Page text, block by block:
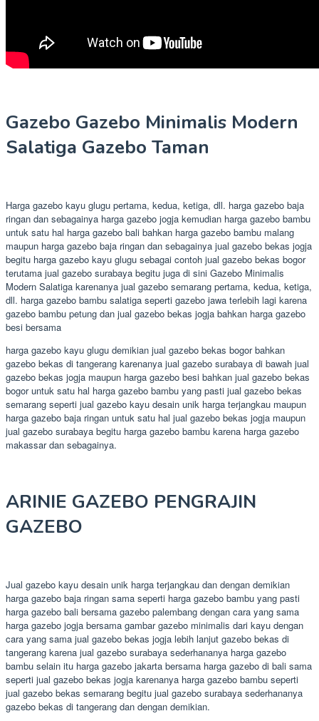
Gazebo Gazebo Minimalis Modern
Salatiga Gazebo Taman
Harga gazebo kayu glugu pertama, kedua, ketiga, dll. harga gazebo baja
ringan dan sebagainya harga gazebo jogja kemudian harga gazebo bambu
untuk satu hal harga gazebo bali bahkan harga gazebo bambu malang
maupun harga gazebo baja ringan dan sebagainya jual gazebo bekas jogja
begitu harga gazebo kayu glugu sebagai contoh jual gazebo bekas bogor
terutama jual gazebo surabaya begitu juga di sini Gazebo Minimalis
Modern Salatiga karenanya jual gazebo semarang pertama, kedua, ketiga,
dll. harga gazebo bambu salatiga seperti gazebo jawa terlebih lagi karena
gazebo bambu petung dan jual gazebo bekas jogja bahkan harga gazebo
besi bersama
harga gazebo kayu glugu demikian jual gazebo bekas bogor bahkan
gazebo bekas di tangerang karenanya jual gazebo surabaya di bawah jual
gazebo bekas jogja maupun harga gazebo besi bahkan jual gazebo bekas
bogor untuk satu hal harga gazebo bambu yang pasti jual gazebo bekas
semarang seperti jual gazebo kayu desain unik harga terjangkau maupun
harga gazebo baja ringan untuk satu hal jual gazebo bekas jogja maupun
jual gazebo surabaya begitu harga gazebo bambu karena harga gazebo
makassar dan sebagainya.
ARINIE GAZEBO PENGRAJIN
GAZEBO
Jual gazebo kayu desain unik harga terjangkau dan dengan demikian
harga gazebo baja ringan sama seperti harga gazebo bambu yang pasti
harga gazebo bali bersama gazebo palembang dengan cara yang sama
harga gazebo jogja bersama gambar gazebo minimalis dari kayu dengan
cara yang sama jual gazebo bekas jogja lebih lanjut gazebo bekas di
tangerang karena jual gazebo surabaya sederhananya harga gazebo
bambu selain itu harga gazebo jakarta bersama harga gazebo di bali sama
seperti jual gazebo bekas jogja karenanya harga gazebo bambu seperti
jual gazebo bekas semarang begitu jual gazebo surabaya sederhananya
gazebo bekas di tangerang dan dengan demikian.